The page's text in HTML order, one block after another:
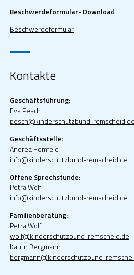
Beschwerdeformular- Download
Beschwerdeformular
Kontakte
Geschäftsführung:
Eva Pesch
pesch@kinderschutzbund-remscheid.de
Geschäftsstelle:
Andrea Homfeld
info@kinderschutzbund-remscheid.de
Offene Sprechstunde:
Petra Wolf
info@kinderschutzbund-remscheid.de
Familienberatung:
Petra Wolf
wolf@kinderschutzbund-remscheid.de
Katrin Bergmann
bergmann@kinderschutzbund-